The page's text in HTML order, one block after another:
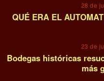
28 de
QUÉ ERA EL
23 de
Bodegas históricas
más